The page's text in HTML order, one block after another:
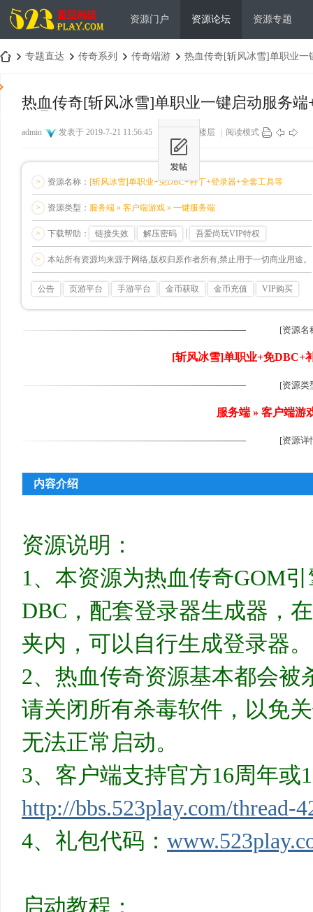
资源门户 资源论坛 资源专题
专题直达 传奇系列 传奇端游 热血传奇[斩风冰雪]单职业一
热血传奇[斩风冰雪]单职业一键启动服务
admin 发表于 2019-7-21 11:56:45 显示全部楼层 阅读模式
> 资源名称： [斩风冰雪]单职业+免DBC+补丁+登录器+全套工具等
> 资源类型： 服务端 » 客户端游戏 » 一键服务端
> 下载帮助： 链接失效 解压密码 吾爱尚玩VIP特权
> 本站所有资源均来源于网络,版权归原作者所有,禁止用于一切商业用途。
公告 页游平台 手游平台 金币获取 金币充值 VIP购买
[资源名
[斩风冰雪]单职业+免DBC+
[资源类
服务端 » 客户端游
[资源详
内容介绍
资源说明：
1、本资源为热血传奇GOM
DBC，配套登录器生成器，
夹内，可以自行生成登录器。
2、热血传奇资源基本都会被
请关闭所有杀毒软件，以免
无法正常启动。
3、客户端支持官方16周年或
http://bbs.523play.com/thread-
4、礼包代码：
启动教程：